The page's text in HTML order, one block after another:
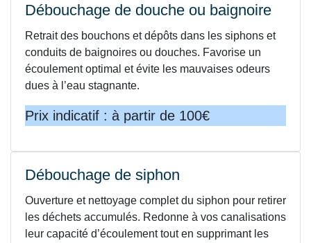
Débouchage de douche ou baignoire
Retrait des bouchons et dépôts dans les siphons et
conduits de baignoires ou douches. Favorise un
écoulement optimal et évite les mauvaises odeurs
dues à l’eau stagnante.
Prix indicatif : à partir de 100€
Débouchage de siphon
Ouverture et nettoyage complet du siphon pour retirer
les déchets accumulés. Redonne à vos canalisations
leur capacité d’écoulement tout en supprimant les